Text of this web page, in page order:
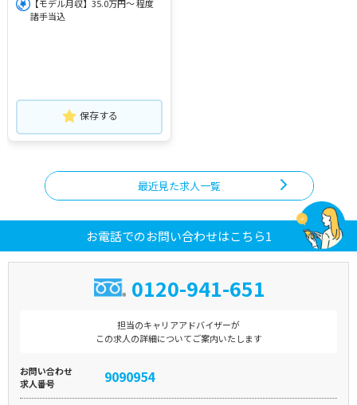
【モデル月収】35.0万円～ 程度
諸手当込
保存する
最近見た求人一覧
お電話でのお問い合わせはこちら1
0120-941-651
担当のキャリアアドバイザーが
この求人の詳細についてご案内いたします
お問い合わせ
求人番号
9090954